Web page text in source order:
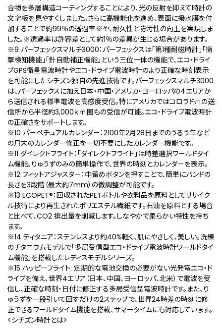
合物を多層構造コーティングすることにより、光の反射を抑えて時計の
文字板を見やすくしました。さらに高機能化を進め、表面に撥水膜を付
加することで約99％の透過率※や、耐久性と防汚性の向上を実現しま
した。※透過率は許容差として約1％の差異が生じる場合があります。
※9 パーフェックスマルチ3000：パーフェックスは「第1種耐磁時計」「衝
撃検知機能」「針自動補正機能」という三位一体の機能で、エコ・ドライ
ブGPS衛星電波時計やエコ･ドライブ電波時計のより正確な時刻表示
を可能にしたシチズン独自の先進技術です。パーフェックスマルチ3000
は、パーフェックスに加え日本・中国・アメリカ・ヨーロッパの４エリアか
ら送信される標準電波を高感度受信。特にアメリカではコロラド州の送
信所から半径約3,000ｋｍ圏もの受信が可能。エコ・ドライブ電波時計
の正確さをサポートします。
※10 パーペチュアルカレンダー：2100年2月28日までのうるう年など
の月末のカレンダー修正を一切不要にしたカレンダー機能です。
※11 ダイレクトフライト：「ダイレクトフライト」は時差選択ワールドタイ
ム機能。りゅうずのみの簡単操作で、世界の時刻とカレンダーを表示。
※12 フィットアジャスター：中留めボタンを押すことで、簡単にバンドの
長さを3段階（最大約7mm）の微調整が可能です。
※13 ECOPET®：回収されたPETボトルや衣料品を原料としてリサイク
ル技術により再⽣されたポリエステル繊維です。石油を原料とする場合
と比べて、CO2 排出量を削減します。しなやかで柔らかい特性を持ち
ます。
※14 ティタニア：ステンレスより約40%軽く、肌にやさしく、美しい。洗練
のチタニウムモデルで「多局受信型エコ・ドライブ電波時計ワールドタイ
ム機能」を搭載したレディスモデルシリーズ。
※15 ハッピーフライト: 定期的な電池交換の必要がない光発電エコ・ド
ライブを備え、世界4エリア（日本、中国、ヨーロッパ、北米）で電波を受
信し、正確な時刻・日付に修正する多局受信型電波時計です。また、り
ゅうずを一段引いて回すだけの2ステップで、世界24時差の時刻に修
正できるワールドタイム機能を搭載、サマータイムにも対応しています。
<シチズン時計とは>